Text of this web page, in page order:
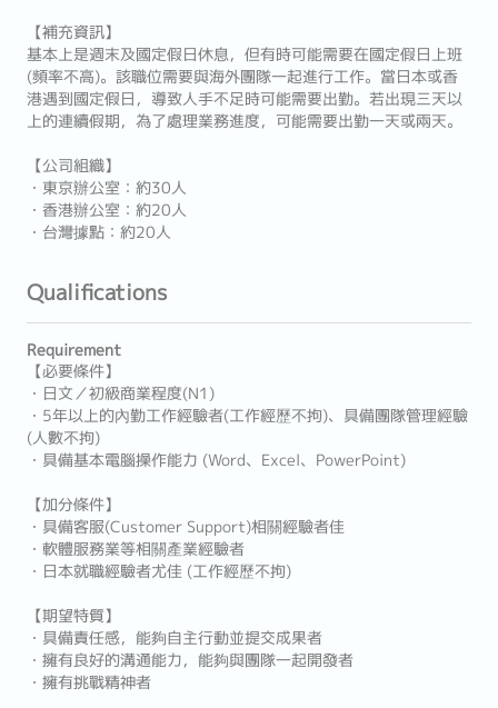
【補充資訊】
基本上是週末及國定假日休息，但有時可能需要在國定假日上班
(頻率不高)。該職位需要與海外團隊一起進行工作。當日本或香
港遇到國定假日，導致人手不足時可能需要出勤。若出現三天以
上的連續假期，為了處理業務進度，可能需要出勤一天或兩天。
【公司組織】
・東京辦公室：約30人
・香港辦公室：約20人
・台灣據點：約20人
Qualifications
Requirement
【必要條件】
・日文／初級商業程度(N1)
・5年以上的內勤工作經驗者(工作經歷不拘)、具備團隊管理經驗
(人數不拘)
・具備基本電腦操作能力 (Word、Excel、PowerPoint)
【加分條件】
・具備客服(Customer Support)相關經驗者佳
・軟體服務業等相關產業經驗者
・日本就職經驗者尤佳 (工作經歷不拘)
【期望特質】
・具備責任感，能夠自主行動並提交成果者
・擁有良好的溝通能力，能夠與團隊一起開發者
・擁有挑戰精神者